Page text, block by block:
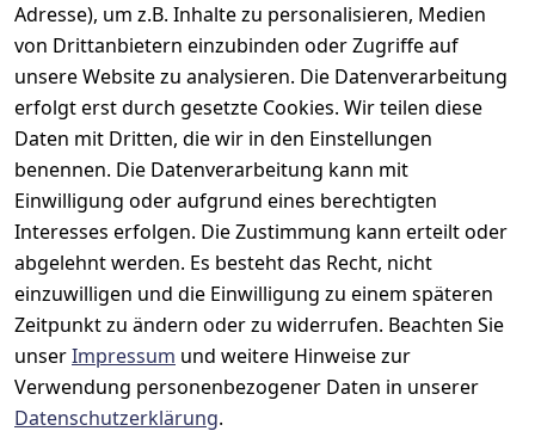
Adresse), um z.B. Inhalte zu personalisieren, Medien
von Drittanbietern einzubinden oder Zugriffe auf
unsere Website zu analysieren. Die Datenverarbeitung
erfolgt erst durch gesetzte Cookies. Wir teilen diese
Daten mit Dritten, die wir in den Einstellungen
benennen. Die Datenverarbeitung kann mit
Einwilligung oder aufgrund eines berechtigten
Interesses erfolgen. Die Zustimmung kann erteilt oder
abgelehnt werden. Es besteht das Recht, nicht
einzuwilligen und die Einwilligung zu einem späteren
Zeitpunkt zu ändern oder zu widerrufen. Beachten Sie
unserImpressum und weitere Hinweise zur
Verwendung personenbezogener Daten in unserer
Datenschutzerklärung.
Rechtliches
AGB
Datenschutze
Barrierefreihe
itserklärung
Widerrufsbele
hrung
Retoureninfo
Vertrag
widerrufen
Kontakt
Prilux Print
Solutions
Wilhem-
Leuschner-Str.
19
D-63322
Rödermark
Tel.: 06074
Email:
info@prilux-
Support
Hersteller
Druckqualität
Wartungskit
Roller-
Diagramm
Ersatzteile
aus eigenen
Lagerbestand
Zahlung
und
Versand
Versandpausc
hale 5,95